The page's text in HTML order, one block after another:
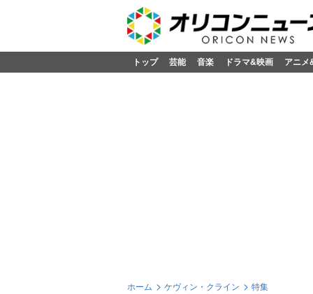
トップ 芸能 音楽 ドラマ&映画 アニメ
ホーム ケヴィン・クライン 特集